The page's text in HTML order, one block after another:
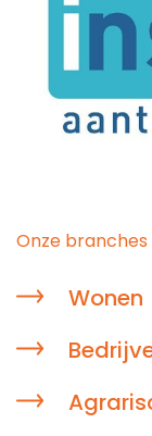
Onze branches
Wonen